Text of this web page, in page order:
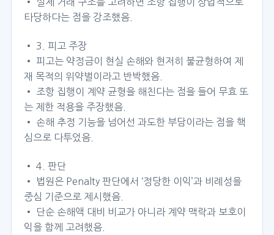
타당하다는 점을 강조했음.
• 3. 피고 주장
• 피고는 약정금이 현실 손해와 현저히 불균형하여 제
재 목적의 위약벌이라고 반박했음.
• 조항 집행이 계약 균형을 해친다는 점을 들어 무효 또
는 제한 적용을 주장했음.
• 손해 추정 기능을 넘어선 과도한 부담이라는 점을 핵
심으로 다투었음.
• 4. 판단
• 법원은 Penalty 판단에서 ‘정당한 이익’과 비례성을
중심 기준으로 제시했음.
• 단순 손해액 대비 비교가 아니라 계약 맥락과 보호이
익을 함께 고려했음.